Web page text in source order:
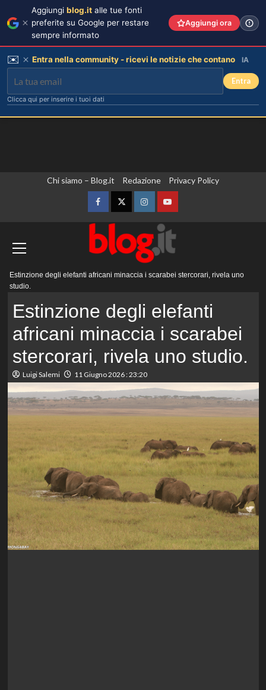
Chi siamo – Blog.it Redazione Privacy Policy
FacebookTwitterInstagramYouTube
principale
Estinzione degli elefanti africani minaccia i scarabei stercorari, rivela uno
studio.
Estinzione degli elefanti
africani minaccia i scarabei
stercorari, rivela uno studio.
Luigi Salemi 11 Giugno 2026 : 23:20
Aggiungi blog.it alle tue fonti
preferite su Google per restare
sempre informato
Aggiungi ora
✉️ Entra nella community - ricevi le notizie che contano IA
Entra
Clicca qui per inserire i tuoi dati